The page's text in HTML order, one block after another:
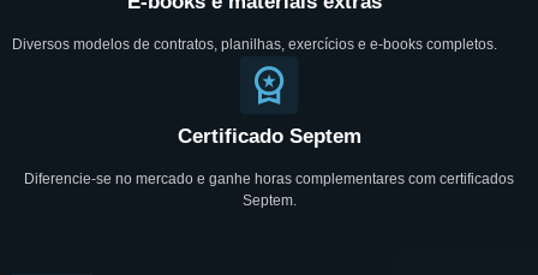
Diversos modelos de contratos, planilhas, exercícios e e-books completos.
Certificado Septem
Diferencie-se no mercado e ganhe horas complementares com certificados
Septem.